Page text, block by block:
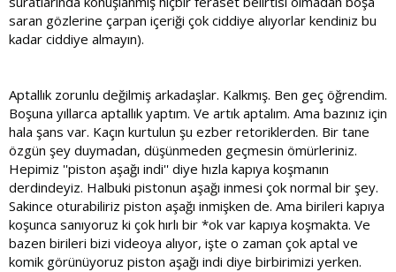
saran gözlerine çarpan içeriği çok ciddiye alıyorlar kendiniz bu
kadar ciddiye almayın).
Aptallık zorunlu değilmiş arkadaşlar. Kalkmış. Ben geç öğrendim.
Boşuna yıllarca aptallık yaptım. Ve artık aptalım. Ama bazınız için
hala şans var. Kaçın kurtulun şu ezber retoriklerden. Bir tane
özgün şey duymadan, düşünmeden geçmesin ömürleriniz.
Hepimiz ''piston aşağı indi'' diye hızla kapıya koşmanın
derdindeyiz. Halbuki pistonun aşağı inmesi çok normal bir şey.
Sakince oturabiliriz piston aşağı inmişken de. Ama birileri kapıya
koşunca sanıyoruz ki çok hırlı bir *ok var kapıya koşmakta. Ve
bazen birileri bizi videoya alıyor, işte o zaman çok aptal ve
komik görünüyoruz piston aşağı indi diye birbirimizi yerken.